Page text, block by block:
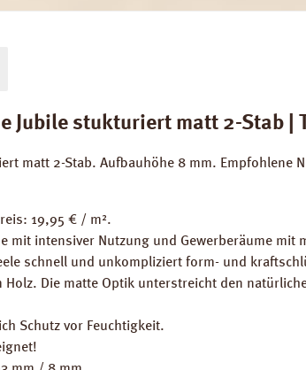
Jubile stukturiert matt 2-Stab |
matt 2-Stab. Aufbauhöhe 8 mm.
19,95 € / m².
mit intensiver Nutzung und Gewerberäume mit
schnell und unkompliziert form- und
Die matte Optik unterstreicht den
Schutz vor Feuchtigkeit.